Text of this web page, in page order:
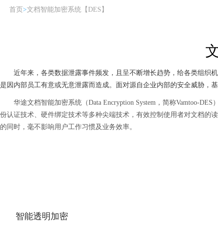
首页 >文档智能加密系统【DES】
近年来，各类数据泄露事件频发，且呈不断增长趋势，给各类组织机
是因内部员工有意或无意泄露而造成。面对源自企业内部的安全威胁，
华途文档智能加密系统（Data Encryption System，简称Vamtoo-
份认证技术、硬件绑定技术等多种尖端技术，有效控制使用者对文档的
的同时，毫不影响用户工作习惯及业务效率。
智能透明加密